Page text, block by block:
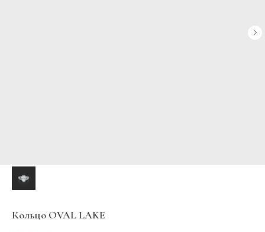
Кольцо OVAL LAKE